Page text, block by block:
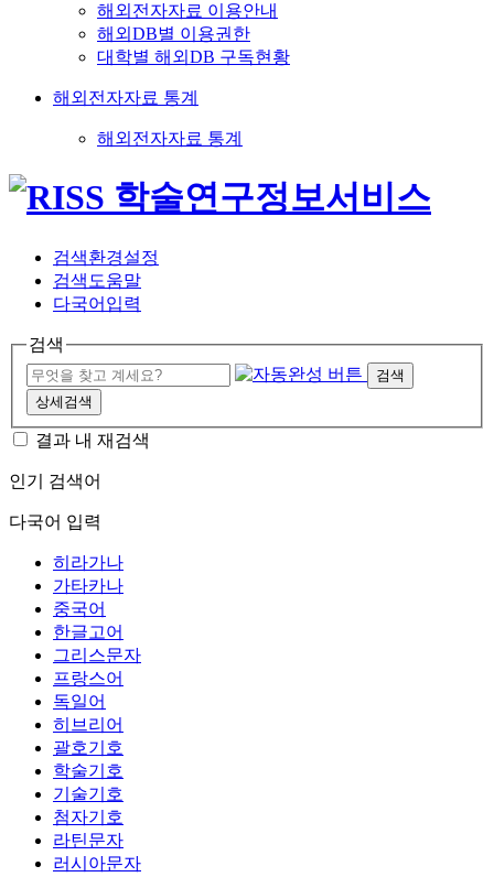
해외전자자료 이용안내
해외DB별 이용권한
대학별 해외DB 구독현황
해외전자자료 통계
해외전자자료 통계
검색환경설정
검색도움말
다국어입력
검색
검색
상세검색
결과 내 재검색
인기 검색어
다국어 입력
히라가나
가타카나
중국어
한글고어
그리스문자
프랑스어
독일어
히브리어
괄호기호
학술기호
기술기호
첨자기호
라틴문자
러시아문자